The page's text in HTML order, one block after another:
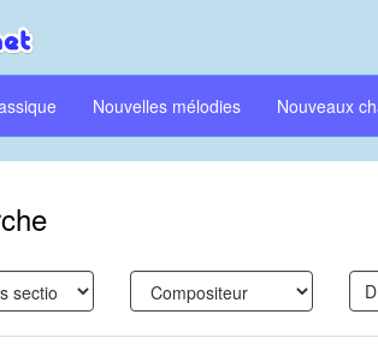
Nouvelles mélodies Nouveaux